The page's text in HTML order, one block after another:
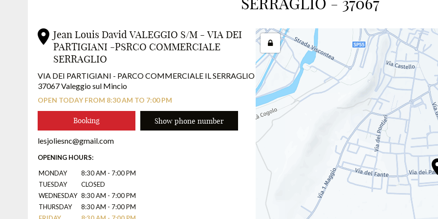
Jean Louis David VALEGGIO S/M - VIA DEI
PARTIGIANI -PSRCO COMMERCIALE
SERRAGLIO
VIA DEI PARTIGIANI - PARCO COMMERCIALE IL SERRAGLIO
37067 Valeggio sul Mincio
OPEN TODAY FROM 8:30 AM TO 7:00 PM
Booking Show phone number
lesjoliesnc@gmail.com
OPENING HOURS:
MONDAY
8:30 AM - 7:00 PM
TUESDAY
CLOSED
WEDNESDAY 8:30 AM - 7:00 PM
THURSDAY
8:30 AM - 7:00 PM